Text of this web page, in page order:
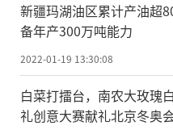
新疆玛湖油区累计产油超
备年产300万吨能力
2022-01-19 13:30:08
白菜打擂台，南农大玫瑰
礼创意大赛献礼北京冬奥